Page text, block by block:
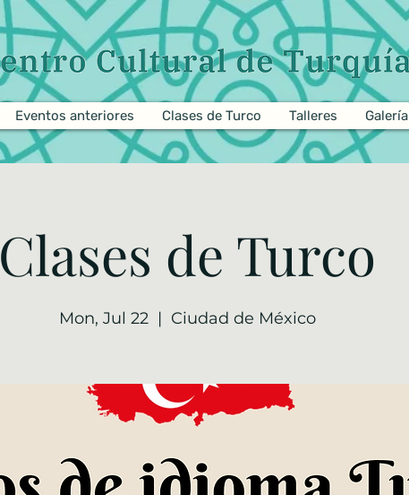
Eventos anteriores Clases de Turco Talleres Galería
Clases de Turco
Mon, Jul 22
  |
Ciudad de México